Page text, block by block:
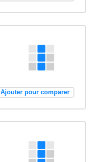
Ajouter pour comparer